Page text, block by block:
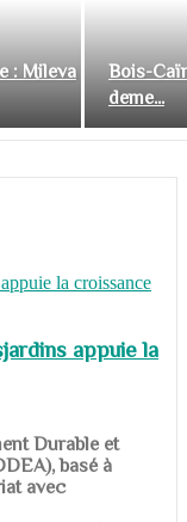
: Mileva
Bois-
deme...
appuie la
Durable et
basé à
avec